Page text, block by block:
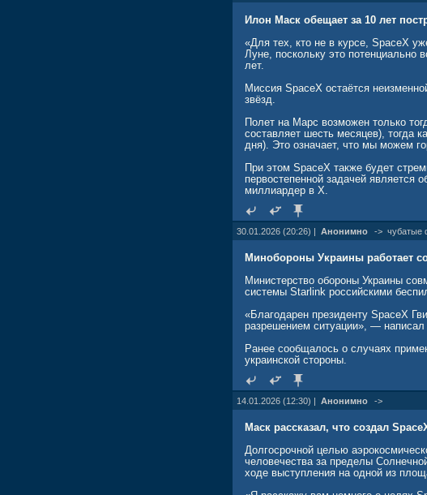
Илон Маск обещает за 10 лет
«Для тех, кто не в курсе, SpaceX
Луне, поскольку это потенциально
лет.
Миссия SpaceX остаётся
звёзд.
Полет на Марс возможен только
составляет шесть месяцев), тогда
дня). Это означает, что мы можем
При этом SpaceX также будет
первостепенной задачей
миллиардер в Х.
30.01.2026 (20:26) | Анонимно -> чубатые
Минобороны Украины работает
Министерство обороны Украины
системы Starlink российскими
«Благодарен президенту SpaceX
разрешением ситуации», — написал
Ранее сообщалось о случаях
украинской стороны.
14.01.2026 (12:30) | Анонимно ->
Маск рассказал, что создал
Долгосрочной целью
человечества за пределы
ходе выступления на одной из